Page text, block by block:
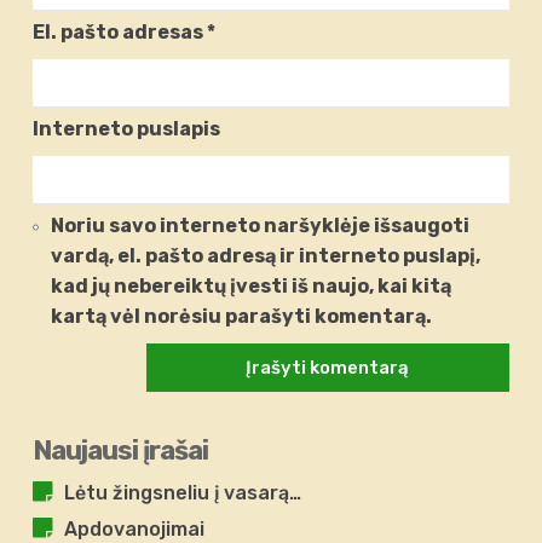
El. pašto adresas*
Interneto puslapis
Noriu savo interneto naršyklėje išsaugoti
vardą, el. pašto adresą ir interneto puslapį,
kad jų nebereiktų įvesti iš naujo, kai kitą
kartą vėl norėsiu parašyti komentarą.
Naujausi įrašai
Lėtu žingsneliu į vasarą…
Apdovanojimai